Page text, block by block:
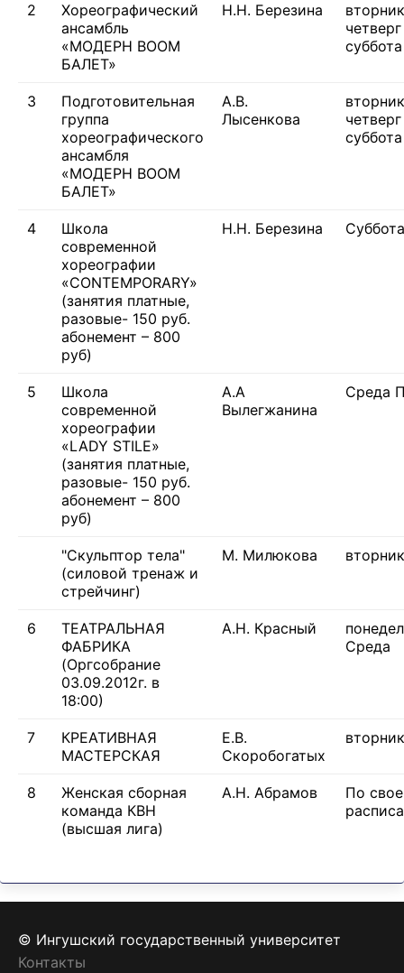
2
Хореографический
ансамбль
«МОДЕРН BOOM
БАЛЕТ»
Н.Н. Березина
вторник
четверг
суббота
3
Подготовительная
группа
хореографического
ансамбля
«МОДЕРН BOOM
БАЛЕТ»
А.В.
Лысенкова
вторник
четверг
суббота
4
Школа
современной
хореографии
«CONTEMPORARY»
(занятия платные,
разовые- 150 руб.
абонемент – 800
руб)
Н.Н. Березина
5
Школа
современной
хореографии
«LADY STILE»
(занятия платные,
разовые- 150 руб.
абонемент – 800
руб)
А.А
Вылегжанина
Среда
"Скульптор тела"
(силовой тренаж и
стрейчинг)
М. Милюкова
6
ТЕАТРАЛЬНАЯ
ФАБРИКА
(Оргсобрание
03.09.2012г. в
18:00)
А.Н. Красный
Среда
7
КРЕАТИВНАЯ
МАСТЕРСКАЯ
Е.В.
Скоробогатых
8
Женская сборная
команда КВН
(высшая лига)
А.Н. Абрамов
По
© Ингушский государственный университет
Контакты